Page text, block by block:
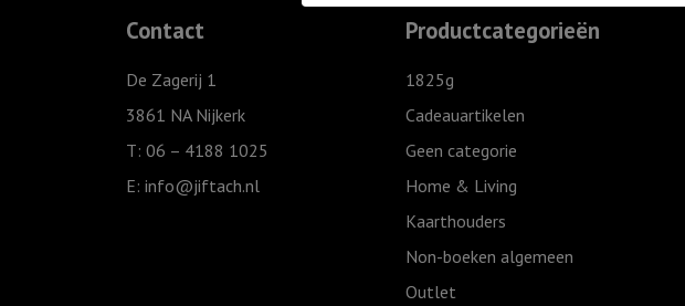
Contact
De Zagerij 1
3861 NA Nijkerk
T: 06 – 4188 1025
E: info@jiftach.nl
Productcategorieën
1825g
Cadeauartikelen
Geen categorie
Home & Living
Kaarthouders
Non-boeken algemeen
Outlet